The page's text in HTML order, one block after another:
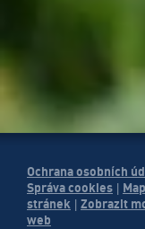
Ochrana osobních
Správa cookies
stránek
Zobrazit
web